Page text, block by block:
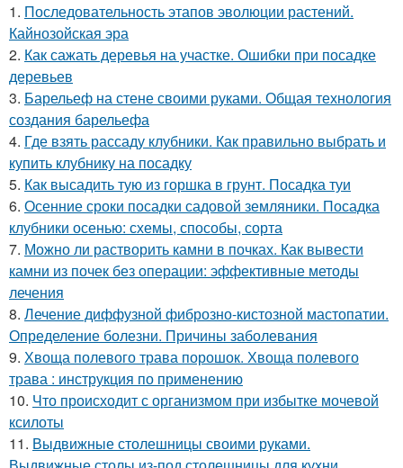
1. Последовательность этапов эволюции растений.
Кайнозойская эра
2. Как сажать деревья на участке. Ошибки при посадке
деревьев
3. Барельеф на стене своими руками. Общая технология
создания барельефа
4. Где взять рассаду клубники. Как правильно выбрать и
купить клубнику на посадку
5. Как высадить тую из горшка в грунт. Посадка туи
6. Осенние сроки посадки садовой земляники. Посадка
клубники осенью: схемы, способы, сорта
7. Можно ли растворить камни в почках. Как вывести
камни из почек без операции: эффективные методы
лечения
8. Лечение диффузной фиброзно-кистозной мастопатии.
Определение болезни. Причины заболевания
9. Хвоща полевого трава порошок. Хвоща полевого
трава : инструкция по применению
10. Что происходит с организмом при избытке мочевой
ксилоты
11. Выдвижные столешницы своими руками.